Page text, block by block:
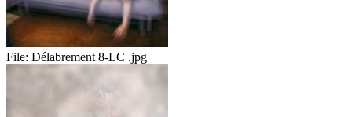
File: Délabrement 8-LC .jpg